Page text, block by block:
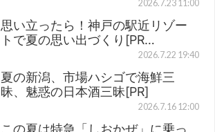
2026.7.23 11:00
思い立ったら！神戸の駅近リゾー
トで夏の思い出づくり[PR…
2026.7.22 19:40
夏の新潟、市場ハシゴで海鮮三
昧、魅惑の日本酒三昧[PR]
2026.7.16 12:00
この夏は特急「しおかぜ」に乗っ